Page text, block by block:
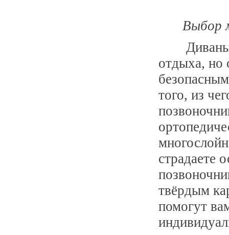
Выбор
отдыха, но
того, из
страдаете
твёрдым
помогут